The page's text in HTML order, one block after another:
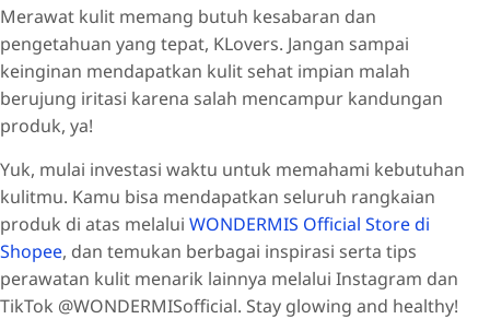
Merawat kulit memang butuh kesabaran dan
pengetahuan yang tepat, KLovers. Jangan sampai
keinginan mendapatkan kulit sehat impian malah
berujung iritasi karena salah mencampur kandungan
produk, ya!
Yuk, mulai investasi waktu untuk memahami kebutuhan
kulitmu. Kamu bisa mendapatkan seluruh rangkaian
produk di atas melalui WONDERMIS Official Store di
Shopee, dan temukan berbagai inspirasi serta tips
perawatan kulit menarik lainnya melalui Instagram dan
TikTok @WONDERMISofficial. Stay glowing and healthy!